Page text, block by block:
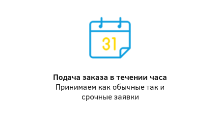
Подача заказа в течении часа
Принимаем как обычные так и
срочные заявки